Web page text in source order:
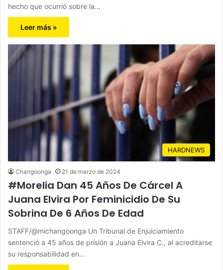
hecho que ocurrió sobre la…
Leer más »
HARDNEWS
Changoonga 21 de marzo de 2024
#Morelia Dan 45 Años De Cárcel A
Juana Elvira Por Feminicidio De Su
Sobrina De 6 Años De Edad
STAFF/@michangoonga Un Tribunal de Enjuiciamiento
sentenció a 45 años de prisión a Juana Elvira C., al acreditarse
su responsabilidad en…